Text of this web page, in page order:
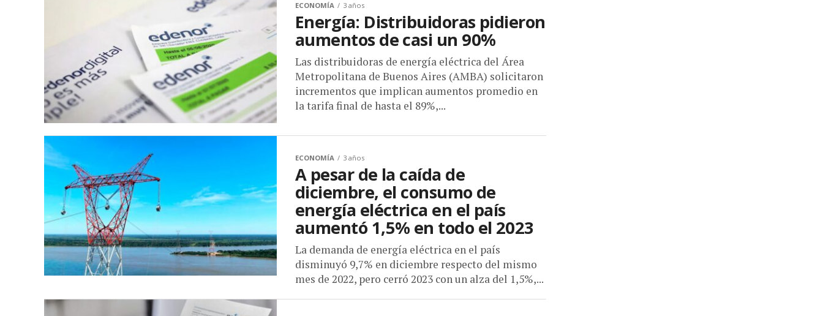
ECONOMÍA 3 años
Energía: Distribuidoras pidieron
aumentos de casi un 90%
Las distribuidoras de energía eléctrica del Área
Metropolitana de Buenos Aires (AMBA) solicitaron
incrementos que implican aumentos promedio en
la tarifa final de hasta el 89%,...
ECONOMÍA 3 años
A pesar de la caída de
diciembre, el consumo de
energía eléctrica en el país
aumentó 1,5% en todo el 2023
La demanda de energía eléctrica en el país
disminuyó 9,7% en diciembre respecto del mismo
mes de 2022, pero cerró 2023 con un alza del 1,5%,...